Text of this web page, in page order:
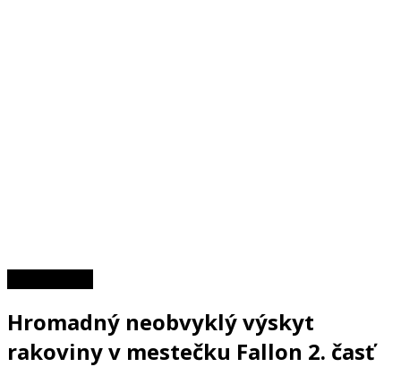
Hromadný neobvyklý výskyt
rakoviny v mestečku Fallon 2. časť